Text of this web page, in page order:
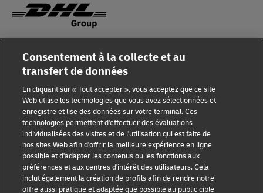
Sensibilisation à la fraude
Mention légale
Conditions d’utilisation
Confidentialité
Accessibilité
Informations complémentaires
Paramètres des cookies
Consentement à la collecte et au
transfert de données
En cliquant sur « Tout accepter », vous acceptez que ce site
Web utilise les technologies que vous avez sélectionnées et
enregistre et lise des données sur votre terminal. Ces
technologies permettent d'effectuer des évaluations
individualisées des visites et de l'utilisation qui est faite de
nos sites Web afin d'offrir la meilleure expérience en ligne
possible et d'adapter les contenus ou les fonctions aux
préférences et aux centres d'intérêt des utilisateurs. Cela
inclut également la création de profils afin de rendre notre
offre aussi pratique et adaptée que possible au public cible